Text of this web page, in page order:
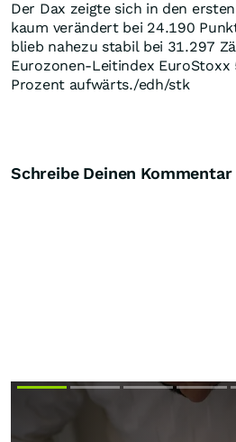
Der Dax zeigte sich in den
kaum verändert bei 24.190
blieb nahezu stabil bei 31.297
Eurozonen-Leitindex EuroStoxx
Prozent aufwärts./edh/stk
Schreibe Deinen Kommentar